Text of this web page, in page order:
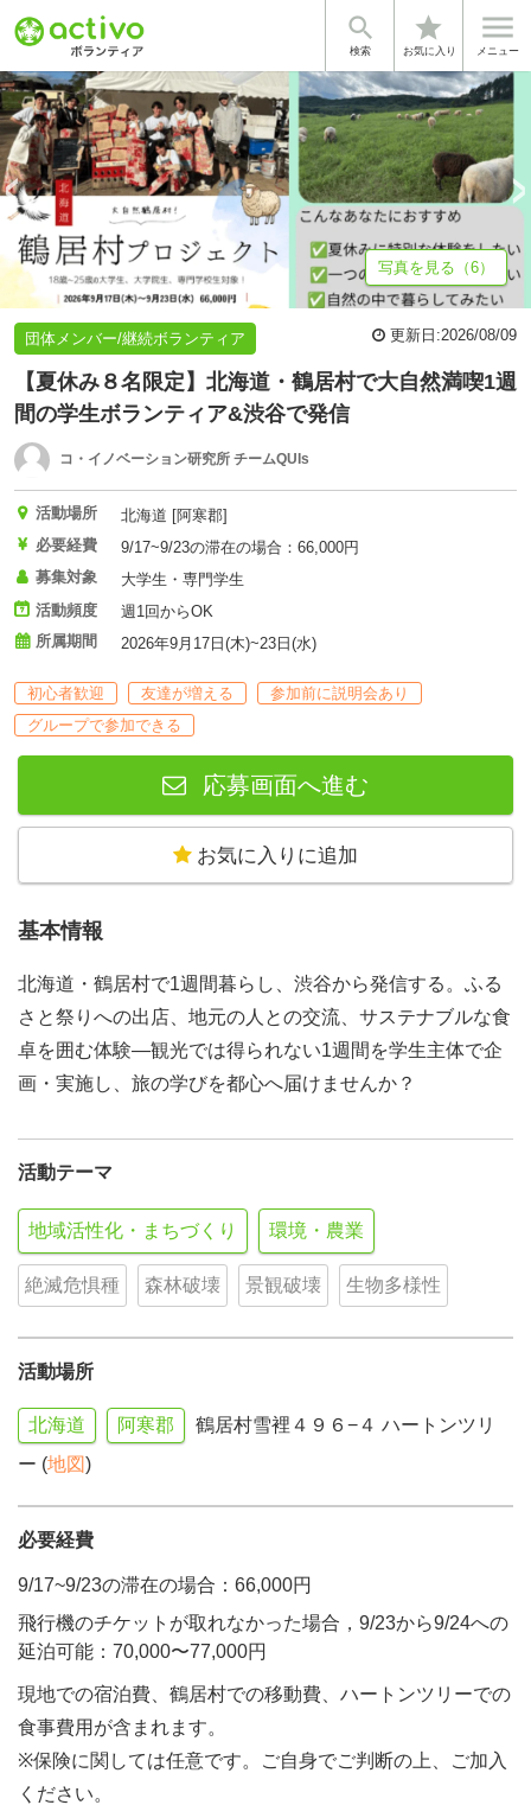

検索
star
お気に入り

メニュー
基本情報 鶴居村プロジェクトが大切にする4つ... 募集詳細 ハート
写真を見る（6）
団体メンバー/継続ボランティア 更新日:2026/08/09
【夏休み８名限定】北海道・鶴居村で大自然満喫1週
間の学生ボランティア&渋谷で発信
コ・イノベーション研究所 チームQUIs
活動場所
北海道 [阿寒郡]
必要経費
9/17~9/23の滞在の場合：66,000円
募集対象
大学生・専門学生
活動頻度
週1回からOK
所属期間
2026年9月17日(木)~23日(水)
初心者歓迎 友達が増える
参加前に説明会あり
グループで参加できる
応募画面へ進む
お気に入りに追加
基本情報
北海道・鶴居村で1週間暮らし、渋谷から発信する。ふる
さと祭りへの出店、地元の人との交流、サステナブルな食
卓を囲む体験—観光では得られない1週間を学生主体で企
画・実施し、旅の学びを都心へ届けませんか？
活動テーマ
地域活性化・まちづくり 環境・農業
絶滅危惧種 森林破壊 景観破壊 生物多様性
活動場所
北海道 阿寒郡
鶴居村雪裡４９６−４ ハートンツリ
ー (地図)
必要経費
9/17~9/23の滞在の場合：66,000円
飛行機のチケットが取れなかった場合，9/23から9/24への
延泊可能：70,000〜77,000円
現地での宿泊費、鶴居村での移動費、ハートンツリーでの
食事費用が含まれます。
※保険に関しては任意です。ご自身でご判断の上、ご加入
ください。